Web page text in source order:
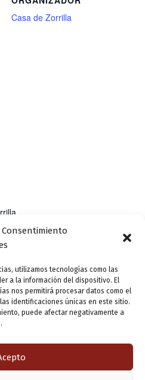
utilizamos tecnologías como las
a la información del dispositivo. El
nos permitirá procesar datos como el
identificaciones únicas en este sitio.
puede afectar negativamente a
Casa de Zorrilla
Concierto: «Jazz y boleros». A cargo
de Natalia Baeza (voz) y Jesús Parra